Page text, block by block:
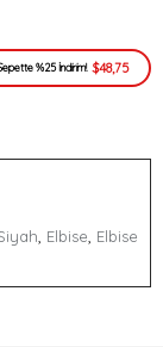
%25 İndirim! $48,75
, Elbise, Elbise